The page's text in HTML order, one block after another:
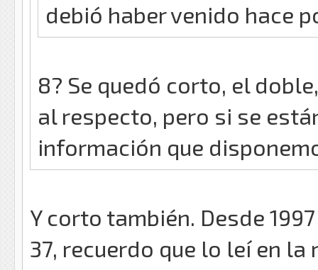
debió haber venido hace
8? Se quedó corto, el
al respecto, pero si se
información que
Y corto también. Desde
37, recuerdo que lo leí en la